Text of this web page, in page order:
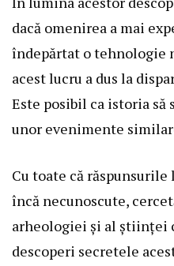
dacă omenirea a mai
îndepărtat o tehnologie
acest lucru a dus la
Este posibil ca istoria
unor evenimente
Cu toate că
încă necunoscute,
arheologiei și al științei
descoperi secretele